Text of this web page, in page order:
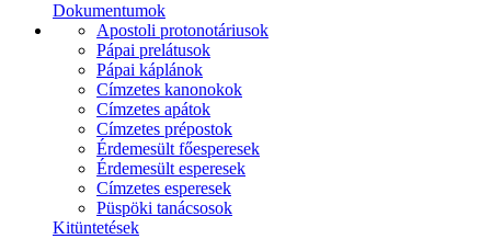
Dokumentumok
Apostoli protonotáriusok
Pápai prelátusok
Pápai káplánok
Címzetes kanonokok
Címzetes apátok
Címzetes prépostok
Érdemesült főesperesek
Érdemesült esperesek
Címzetes esperesek
Püspöki tanácsosok
Kitüntetések